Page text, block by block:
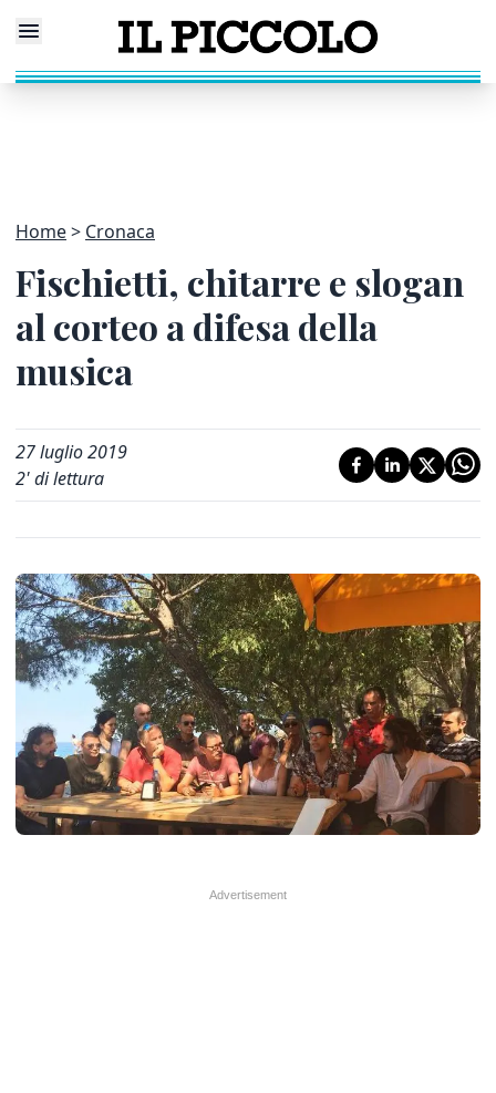
Home Cronaca
Fischietti, chitarre e slogan
al corteo a difesa della
musica
27 luglio 2019
2' di lettura